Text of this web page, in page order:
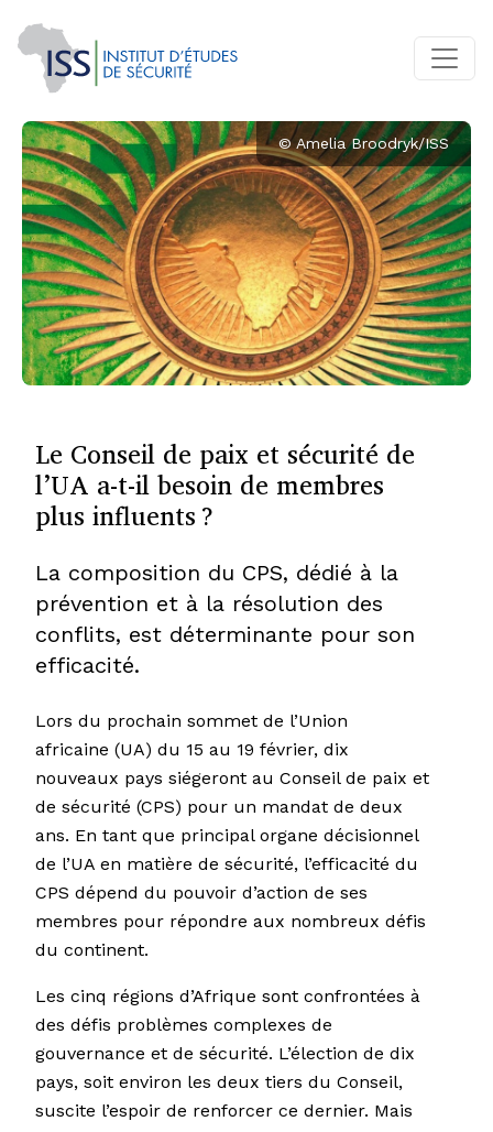
© Amelia Broodryk/ISS
Le Conseil de paix et sécurité de
l’UA a-t-il besoin de membres
plus influents ?
La composition du CPS, dédié à la
prévention et à la résolution des
conflits, est déterminante pour son
efficacité.
Lors du prochain sommet de l’Union
africaine (UA) du 15 au 19 février, dix
nouveaux pays siégeront au Conseil de paix et
de sécurité (CPS) pour un mandat de deux
ans. En tant que principal organe décisionnel
de l’UA en matière de sécurité, l’efficacité du
CPS dépend du pouvoir d’action de ses
membres pour répondre aux nombreux défis
du continent.
Les cinq régions d’Afrique sont confrontées à
des défis problèmes complexes de
gouvernance et de sécurité. L’élection de dix
pays, soit environ les deux tiers du Conseil,
suscite l’espoir de renforcer ce dernier. Mais